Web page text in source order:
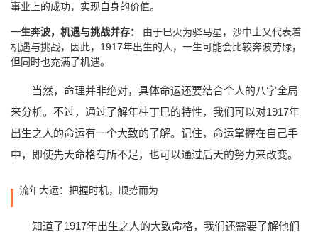
事业上的成功，实现自身的价值。
一生奔波，机遇与挑战并存：
由于巳火为驿马星，沙中土又代表着
机遇与挑战，因此，1917年出生的人，一生可能会比较奔波劳碌，
但同时也充满了机遇。
当然，命理并非绝对，具体命运还要结合个人的八字全局
来分析。不过，通过了解年柱丁巳的特性，我们可以对1917年
出生之人的命运有一个大致的了解。记住，命运掌握在自己手
中，即使先天命格有所不足，也可以通过后天的努力来改变。
流年大运：把握时机，顺势而为
知道了1917年出生之人的大致命格，我们还需要了解他们